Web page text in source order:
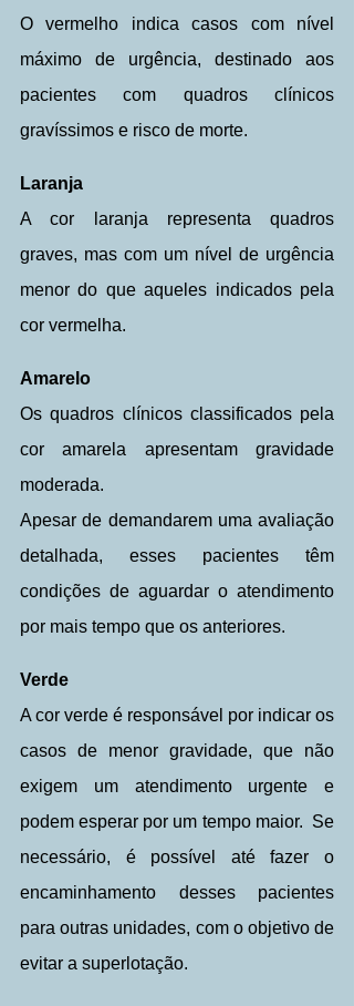
O vermelho indica casos com nível
máximo de urgência, destinado aos
pacientes com quadros clínicos
gravíssimos e risco de morte.
Laranja
A cor laranja representa quadros
graves, mas com um nível de urgência
menor do que aqueles indicados pela
cor vermelha.
Amarelo
Os quadros clínicos classificados pela
cor amarela apresentam gravidade
moderada.
Apesar de demandarem uma avaliação
detalhada, esses pacientes têm
condições de aguardar o atendimento
por mais tempo que os anteriores.
Verde
A cor verde é responsável por indicar os
casos de menor gravidade, que não
exigem um atendimento urgente e
podem esperar por um tempo maior.  Se
necessário, é possível até fazer o
encaminhamento desses pacientes
para outras unidades, com o objetivo de
evitar a superlotação.